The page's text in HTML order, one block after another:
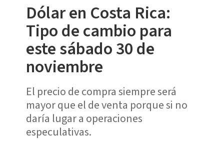
Dólar en Costa Rica:
Tipo de cambio para
este sábado 30 de
noviembre
El precio de compra siempre será
mayor que el de venta porque si no
daría lugar a operaciones
especulativas.